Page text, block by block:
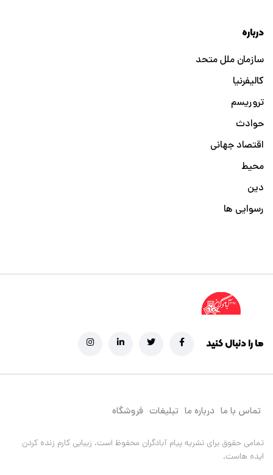
درباره
سازمان ملل متحد
کالیفرنیا
تروریسم
حوادث
اقتصاد جهانی
محیط
دین
رسوایی ها
ما را دنبال کنید
تماس با ما درباره ما تبلیغات فروشگاه
تمامی حقوق برای نشریه پیام آبادگران محفوظ است. زیبایی کارم زنده کردن
ایده هاست.